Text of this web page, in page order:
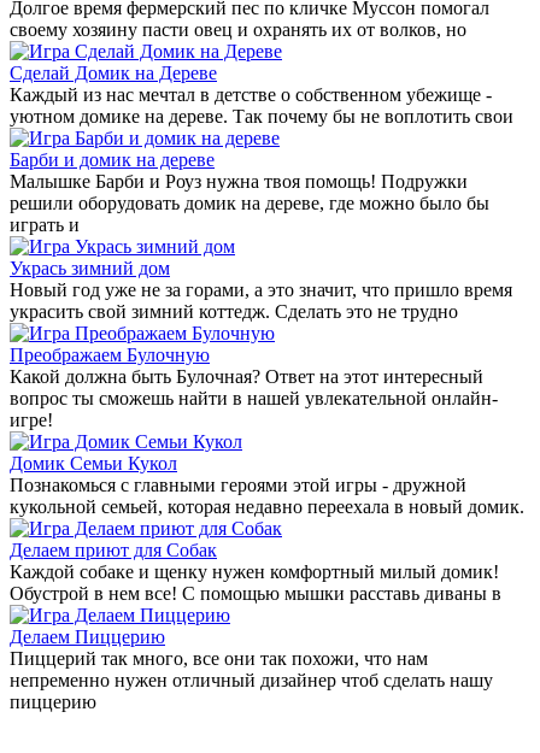
Долгое время фермерский пес по кличке Муссон помогал
своему хозяину пасти овец и охранять их от волков, но
Сделай Домик на Дереве
Каждый из нас мечтал в детстве о собственном убежище -
уютном домике на дереве. Так почему бы не воплотить свои
Барби и домик на дереве
Малышке Барби и Роуз нужна твоя помощь! Подружки
решили оборудовать домик на дереве, где можно было бы
играть и
Укрась зимний дом
Новый год уже не за горами, а это значит, что пришло время
украсить свой зимний коттедж. Сделать это не трудно
Преображаем Булочную
Какой должна быть Булочная? Ответ на этот интересный
вопрос ты сможешь найти в нашей увлекательной онлайн-
игре!
Домик Семьи Кукол
Познакомься с главными героями этой игры - дружной
кукольной семьей, которая недавно переехала в новый домик.
Делаем приют для Собак
Каждой собаке и щенку нужен комфортный милый домик!
Обустрой в нем все! С помощью мышки расставь диваны в
Делаем Пиццерию
Пиццерий так много, все они так похожи, что нам
непременно нужен отличный дизайнер чтоб сделать нашу
пиццерию